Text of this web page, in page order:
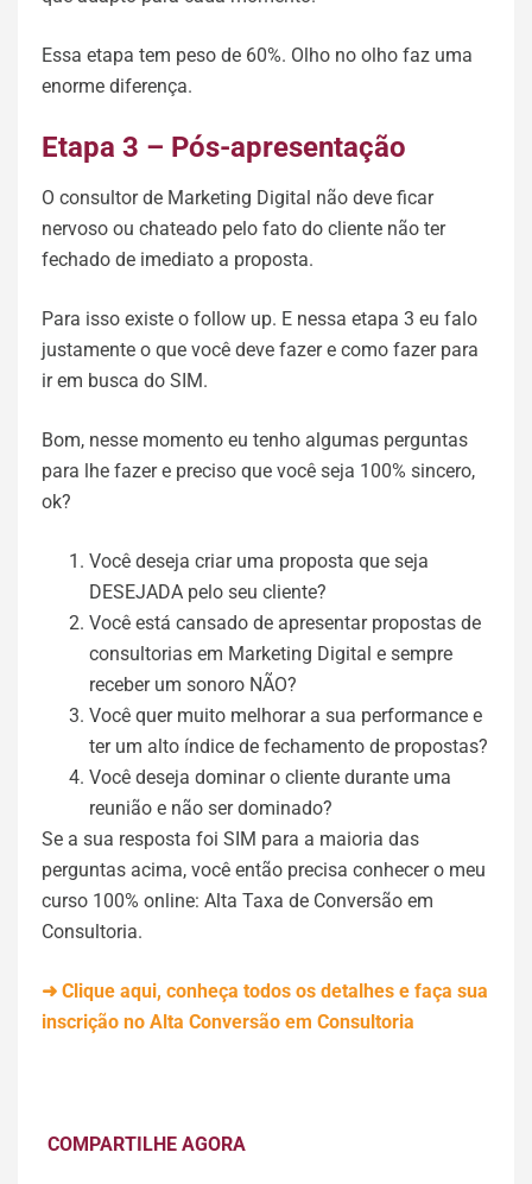
Essa etapa tem peso de 60%. Olho no olho faz uma
enorme diferença.
Etapa 3 – Pós-apresentação
O consultor de Marketing Digital não deve ficar
nervoso ou chateado pelo fato do cliente não ter
fechado de imediato a proposta.
Para isso existe o follow up. E nessa etapa 3 eu falo
justamente o que você deve fazer e como fazer para
ir em busca do SIM.
Bom, nesse momento eu tenho algumas perguntas
para lhe fazer e preciso que você seja 100% sincero,
ok?
Você deseja criar uma proposta que seja
DESEJADA pelo seu cliente?
Você está cansado de apresentar propostas de
consultorias em Marketing Digital e sempre
receber um sonoro NÃO?
Você quer muito melhorar a sua performance e
ter um alto índice de fechamento de propostas?
Você deseja dominar o cliente durante uma
reunião e não ser dominado?
Se a sua resposta foi SIM para a maioria das
perguntas acima, você então precisa conhecer o meu
curso 100% online: Alta Taxa de Conversão em
Consultoria.
➜ Clique aqui, conheça todos os detalhes e faça sua
inscrição no Alta Conversão em Consultoria
COMPARTILHE AGORA